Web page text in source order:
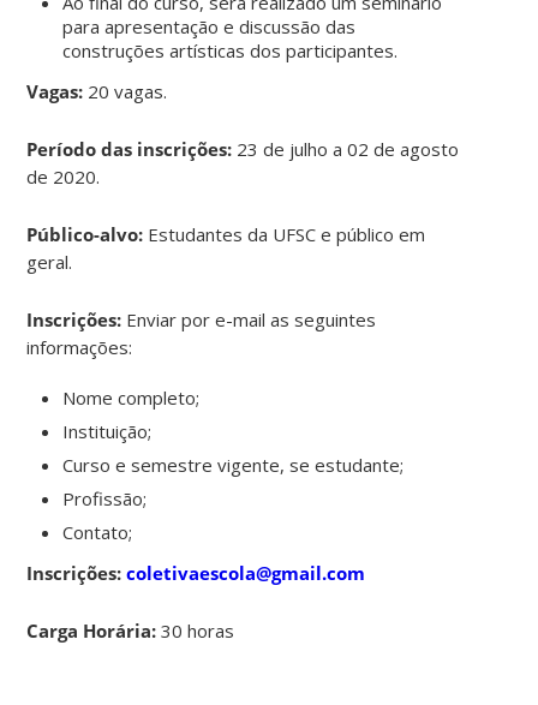
para apresentação e discussão das
construções artísticas dos participantes.
Vagas: 20 vagas.
Período das inscrições: 23 de julho a 02 de agosto
de 2020.
Público-alvo: Estudantes da UFSC e público em
geral.
Inscrições: Enviar por e-mail as seguintes
informações:
Nome completo;
Instituição;
Curso e semestre vigente, se estudante;
Profissão;
Contato;
Inscrições: coletivaescola@gmail.com
Carga Horária:30 horas